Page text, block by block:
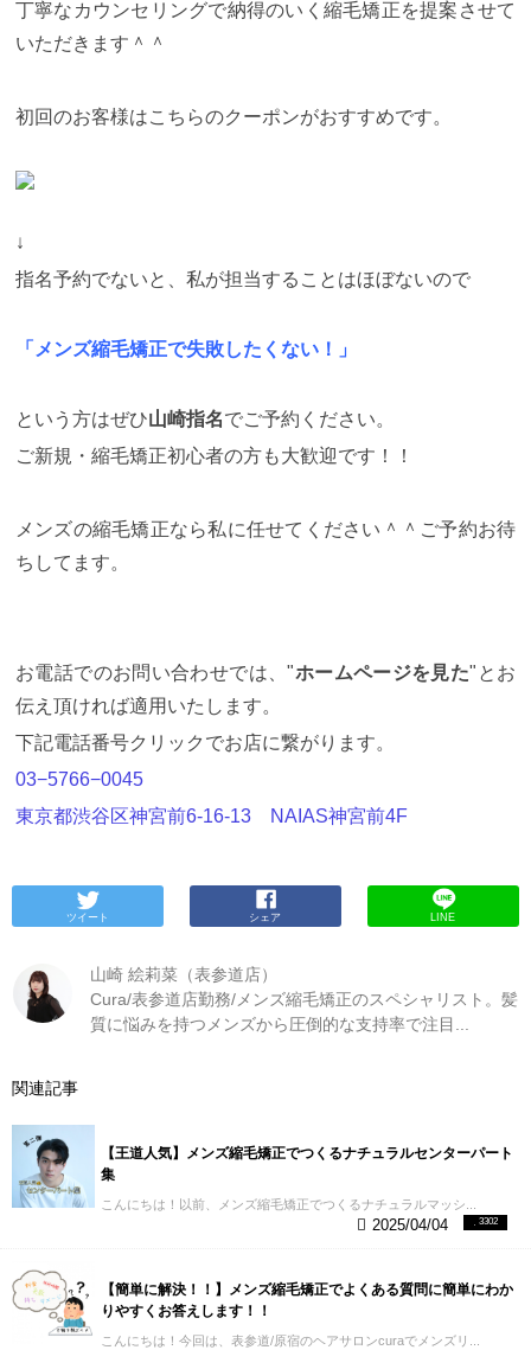
丁寧なカウンセリングで納得のいく縮毛矯正を提案させて
いただきます＾＾
初回のお客様はこちらのクーポンがおすすめです。
↓
指名予約でないと、私が担当することはほぼないので
「メンズ縮毛矯正で失敗したくない！」
という方はぜひ山崎指名でご予約ください。
ご新規・縮毛矯正初心者の方も大歓迎です！！
メンズの縮毛矯正なら私に任せてください＾＾ご予約お待
ちしてます。
お電話でのお問い合わせでは、"ホームページを見た"とお
伝え頂ければ適用いたします。
下記電話番号クリックでお店に繋がります。
03−5766−0045
東京都渋谷区神宮前6-16-13 NAIAS神宮前4F
ツイート シェア LINE
山崎 絵莉菜（表参道店）
Cura/表参道店勤務/メンズ縮毛矯正のスペシャリスト。髪
質に悩みを持つメンズから圧倒的な支持率で注目...
関連記事
【王道人気】メンズ縮毛矯正でつくるナチュラルセンターパート
集
こんにちは！以前、メンズ縮毛矯正でつくるナチュラルマッシ...
3302
2025/04/04
【簡単に解決！！】メンズ縮毛矯正でよくある質問に簡単にわか
りやすくお答えします！！
こんにちは！今回は、表参道/原宿のヘアサロンcuraでメンズリ...